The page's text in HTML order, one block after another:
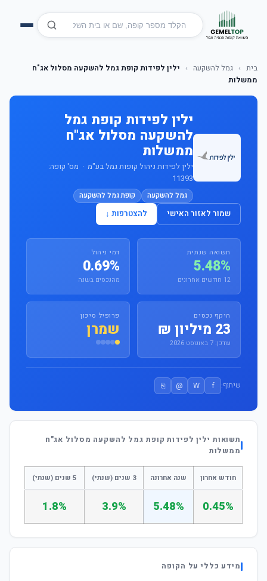
בית › גמל להשקעה ›
ילין לפידות קופת גמל להשקעה מסלול אג"ח
ממשלות
ילין לפידות קופת גמל
להשקעה מסלול אג"ח
ממשלות
ילין לפידות ניהול קופות גמל בע"מ · מס' קופה:
11393
גמל להשקעה קופת גמל להשקעה
שמור לאזור האישי להצטרפות ↓
תשואה שנתית
5.48%
12 חודשים אחרונים
דמי ניהול
0.69%
מהנכסים בשנה
היקף נכסים
23 מיליון ₪
עודכן: 7 באוגוסט 2026
פרופיל סיכון
שמרן
שיתוף: f
W
@
⎘
תשואות ילין לפידות קופת גמל להשקעה מסלול אג"ח
ממשלות
חודש אחרון שנה אחרונה 3 שנים (שנתי) 5 שנים (שנתי)
0.45%
5.48%
3.9%
1.8%
מידע כללי על הקופה